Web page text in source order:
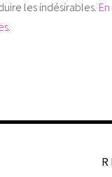
les indésirables.